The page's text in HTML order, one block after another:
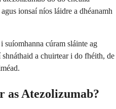
ionsaí níos láidre a dhéanamh
suíomhanna cúram sláinte ag
a chuirtear i do fhéith, de
as Atezolizumab?